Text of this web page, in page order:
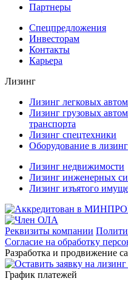
Партнеры
Спецпредложения
Инвесторам
Контакты
Карьера
Лизинг
Лизинг легковых
Лизинг грузовых
транспорта
Лизинг спецтехники
Оборудование в лизинг
Лизинг недвижимости
Лизинг инженерных
Лизинг изъятого
Реквизиты компании
Согласие на обработку
Разработка и продвижение
График платежей